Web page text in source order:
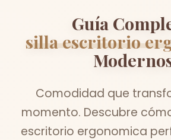
Guía
silla escritorio
Comodidad que
momento. Descubre
escritorio ergonomica